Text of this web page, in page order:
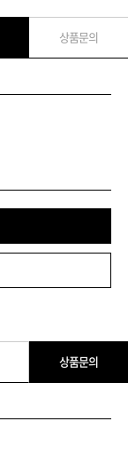
상품문의
상품문의